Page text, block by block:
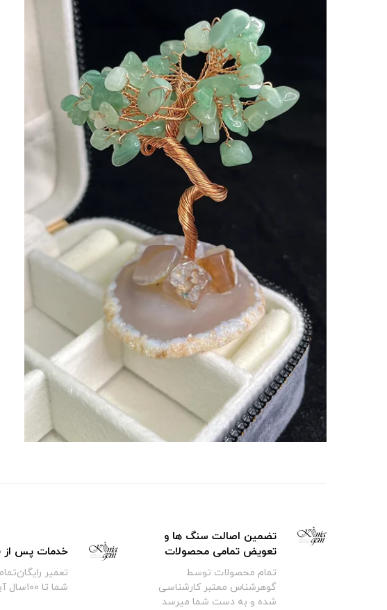
تضمین اصالت سنگ ها و
تعویض تمامی محصولات
تمام محصولات توسط
گوهرشناس معتبر کارشناسی
شده و به دست شما میرسد
خدمات پس
تعمیر
شما تا ۱۰۰سال آینده:)